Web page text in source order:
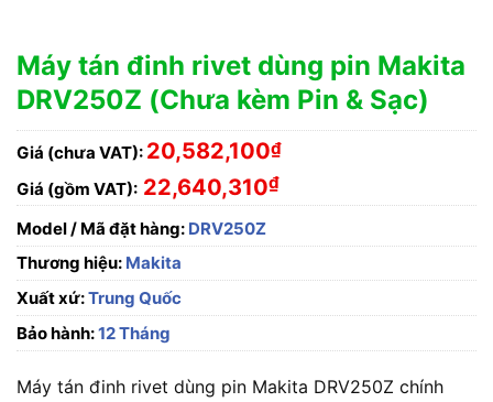
Máy tán đinh rivet dùng pin Makita
DRV250Z (Chưa kèm Pin & Sạc)
Giá (chưa VAT): 20,582,100₫
Giá (gồm VAT): 22,640,310₫
Model / Mã đặt hàng: DRV250Z
Thương hiệu: Makita
Xuất xứ:Trung Quốc
Bảo hành:12 Tháng
Máy tán đinh rivet dùng pin Makita DRV250Z chính